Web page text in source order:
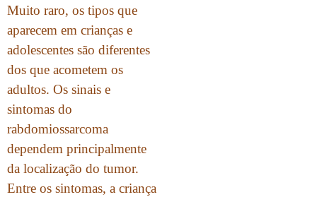
Muito raro, os tipos que
aparecem em crianças e
adolescentes são diferentes
dos que acometem os
adultos. Os sinais e
sintomas do
rabdomiossarcoma
dependem principalmente
da localização do tumor.
Entre os sintomas, a criança